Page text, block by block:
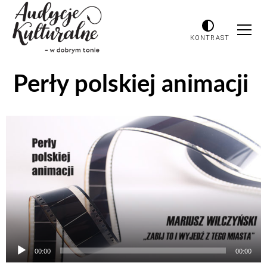
KONTRAST
Perły polskiej animacji
plików
dźwiękowych
00:00 00:00